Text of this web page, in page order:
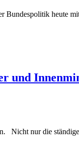
Bundespolitik heute
und
Nicht nur die